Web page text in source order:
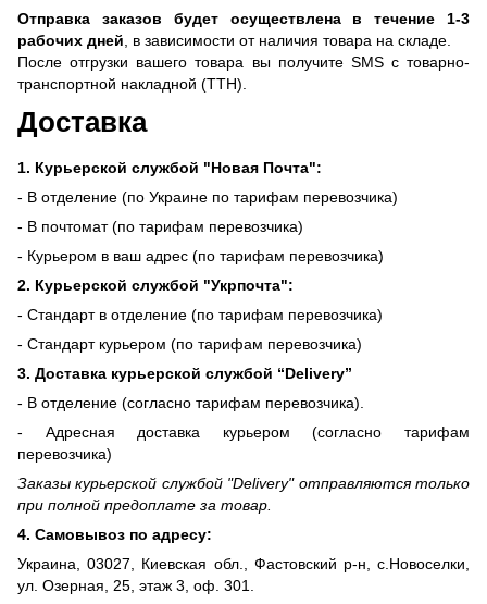
Отправка заказов будет осуществлена ​​в течение 1-3
рабочих дней , в зависимости от наличия товара на складе.
После отгрузки вашего товара вы получите SMS с товарно-
транспортной накладной (ТТН).
Доставка
1. Курьерской службой "Новая Почта":
- В отделение (по Украине по тарифам перевозчика)
- В почтомат (по тарифам перевозчика)
- Курьером в ваш адрес (по тарифам перевозчика)
2. Курьерской службой "Укрпочта":
- Стандарт в отделение (по тарифам перевозчика)
- Стандарт курьером (по тарифам перевозчика)
3. Доставка курьерской службой “Delivery”
- В отделение (согласно тарифам перевозчика).
- Адресная доставка курьером (согласно тарифам
перевозчика)
Заказы курьерской службой "Delivery" отправляются только
при полной предоплате за товар.
4. Самовывоз по адресу:
Украина, 03027, Киевская обл., Фастовский р-н, с.Новоселки,
ул. Озерная, 25, этаж 3, оф. 301.